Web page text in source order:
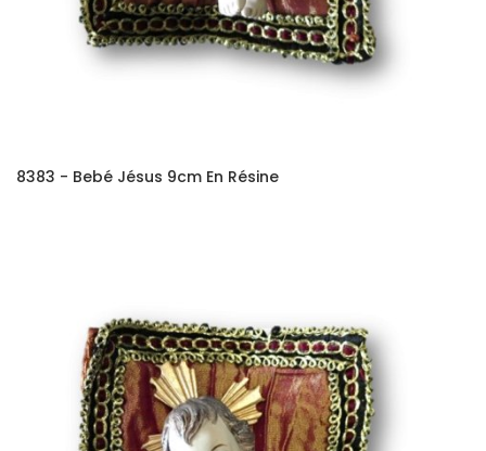
8383 - Bebé Jésus 9cm En Résine